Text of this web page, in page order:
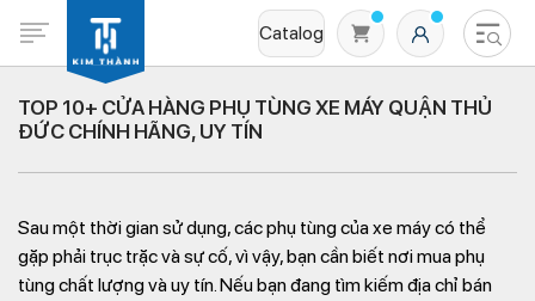
Catalog
TOP 10+ CỬA HÀNG PHỤ TÙNG XE MÁY QUẬN THỦ
ĐỨC CHÍNH HÃNG, UY TÍN
Sau một thời gian sử dụng, các phụ tùng của xe máy có thể
gặp phải trục trặc và sự cố, vì vậy, bạn cần biết nơi mua phụ
tùng chất lượng và uy tín. Nếu bạn đang tìm kiếm địa chỉ bán